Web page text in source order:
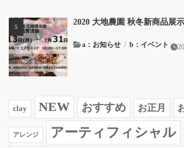
2020 大地農園 秋冬新商品展
a：お知らせ / b：イベント
clay NEW おすすめ お正月
アレンジ アーティフィシャル